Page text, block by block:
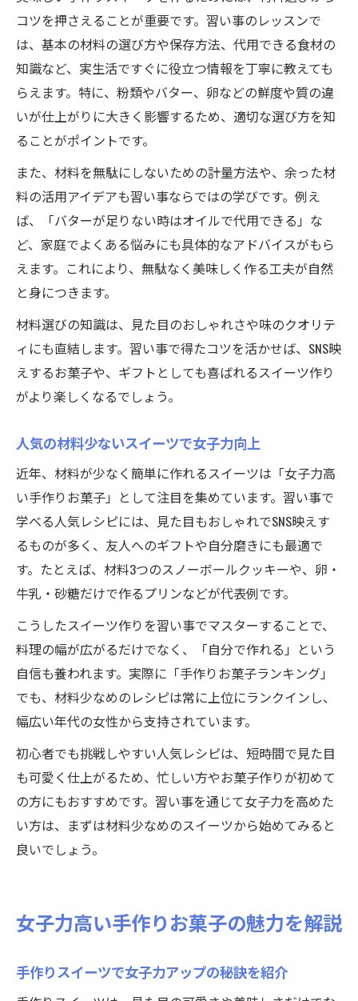
コツを押さえることが重要です。習い事のレッスンで
は、基本の材料の選び方や保存方法、代用できる食材の
知識など、実生活ですぐに役立つ情報を丁寧に教えても
らえます。特に、粉類やバター、卵などの鮮度や質の違
いが仕上がりに大きく影響するため、適切な選び方を知
ることがポイントです。
また、材料を無駄にしないための計量方法や、余った材
料の活用アイデアも習い事ならではの学びです。例え
ば、「バターが足りない時はオイルで代用できる」な
ど、家庭でよくある悩みにも具体的なアドバイスがもら
えます。これにより、無駄なく美味しく作る工夫が自然
と身につきます。
材料選びの知識は、見た目のおしゃれさや味のクオリテ
ィにも直結します。習い事で得たコツを活かせば、SNS映
えするお菓子や、ギフトとしても喜ばれるスイーツ作り
がより楽しくなるでしょう。
人気の材料少ないスイーツで女子力向上
近年、材料が少なく簡単に作れるスイーツは「女子力高
い手作りお菓子」として注目を集めています。習い事で
学べる人気レシピには、見た目もおしゃれでSNS映えす
るものが多く、友人へのギフトや自分磨きにも最適で
す。たとえば、材料3つのスノーボールクッキーや、卵・
牛乳・砂糖だけで作るプリンなどが代表例です。
こうしたスイーツ作りを習い事でマスターすることで、
料理の幅が広がるだけでなく、「自分で作れる」という
自信も養われます。実際に「手作りお菓子ランキング」
でも、材料少なめのレシピは常に上位にランクインし、
幅広い年代の女性から支持されています。
初心者でも挑戦しやすい人気レシピは、短時間で見た目
も可愛く仕上がるため、忙しい方やお菓子作りが初めて
の方にもおすすめです。習い事を通じて女子力を高めた
い方は、まずは材料少なめのスイーツから始めてみると
良いでしょう。
女子力高い手作りお菓子の魅力を解説
手作りスイーツで女子力アップの秘訣を紹介